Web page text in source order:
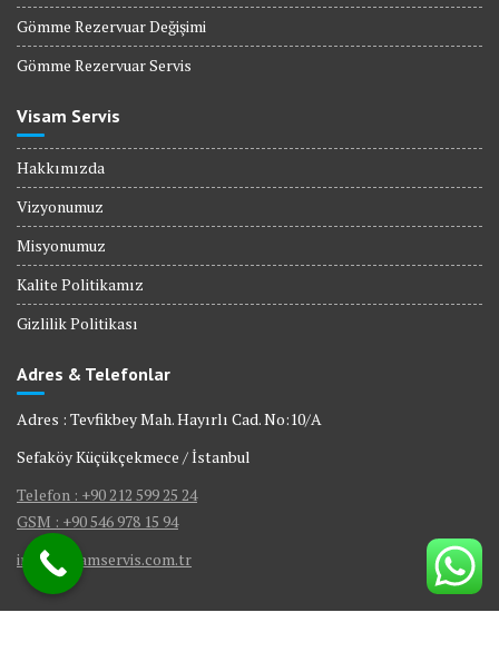
Gömme Rezervuar Değişimi
Gömme Rezervuar Servis
Visam Servis
Hakkımızda
Vizyonumuz
Misyonumuz
Kalite Politikamız
Gizlilik Politikası
Adres & Telefonlar
Adres : Tevfikbey Mah. Hayırlı Cad. No:10/A
Sefaköy Küçükçekmece / İstanbul
Telefon : +90 212 599 25 24
GSM : +90 546 978 15 94
info@visamservis.com.tr